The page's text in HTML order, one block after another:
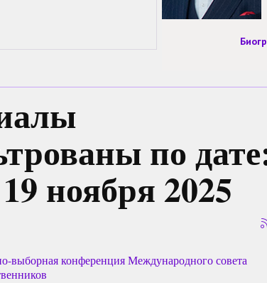
по
ноября 2025
выборная конференция Международного совета